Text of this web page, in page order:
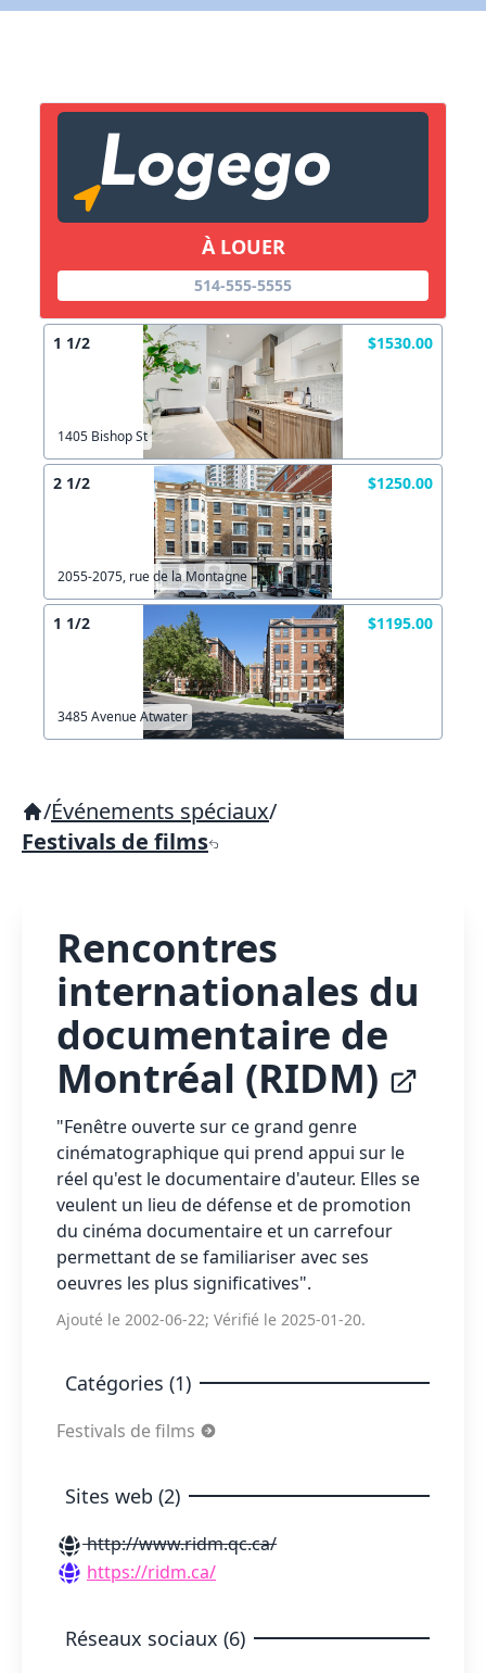
À LOUER
514-555-5555
1 1/2 $1530.00
1405 Bishop St
2 1/2 $1250.00
2055-2075, rue de la Montagne
1 1/2 $1195.00
3485 Avenue Atwater
/Événements spéciaux/
Festivals de films
Rencontres
internationales du
documentaire de
Montréal (RIDM)
"Fenêtre ouverte sur ce grand genre
cinématographique qui prend appui sur le
réel qu'est le documentaire d'auteur. Elles se
veulent un lieu de défense et de promotion
du cinéma documentaire et un carrefour
permettant de se familiariser avec ses
oeuvres les plus significatives".
Ajouté le 2002-06-22; Vérifié le 2025-01-20.
Catégories (1)
Festivals de films
Sites web (2)
http://www.ridm.qc.ca/
https://ridm.ca/
Réseaux sociaux (6)
X Fermer
Lien vers inscription (sera inclus dans courriel)
Copier lien